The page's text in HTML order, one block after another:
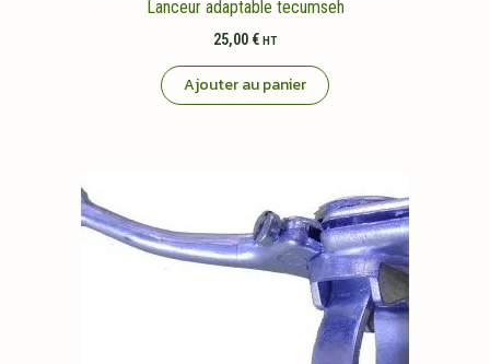
Lanceur adaptable tecumseh
25,00 € HT
Ajouter au panier